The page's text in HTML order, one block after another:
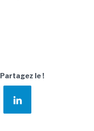
Partagez le !